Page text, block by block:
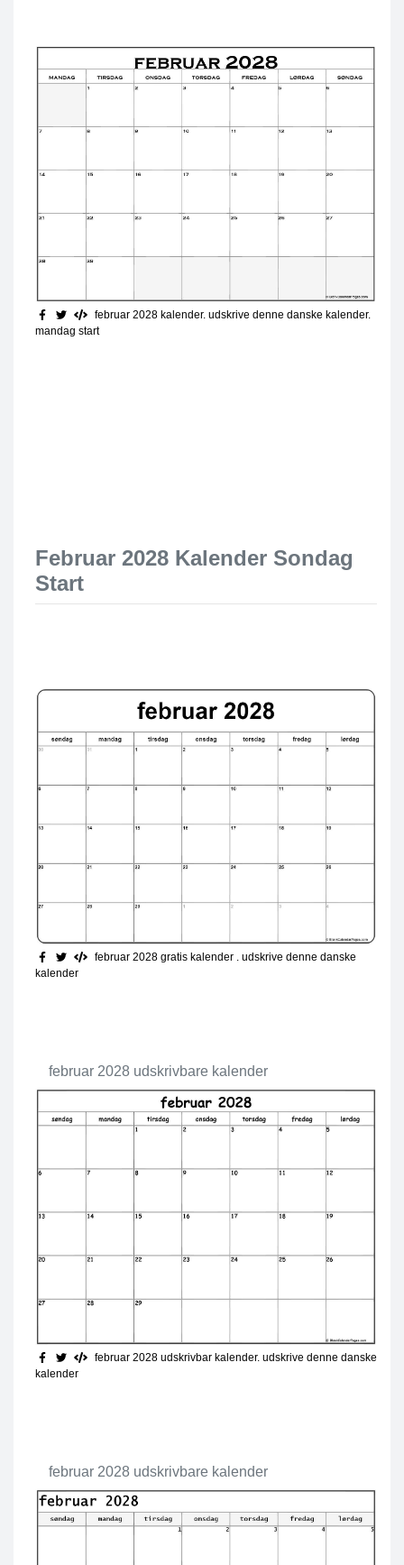
februar 2028 kalender. udskrive denne danske kalender.
mandag start
Februar 2028 Kalender Sondag
Start
februar 2028 gratis kalender . udskrive denne danske
kalender
februar 2028 udskrivbare kalender
februar 2028 udskrivbar kalender. udskrive denne danske
kalender
februar 2028 udskrivbare kalender